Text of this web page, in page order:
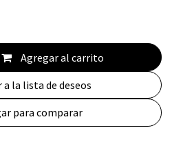
Agregar al carrito
para comparar
a la lista de deseos